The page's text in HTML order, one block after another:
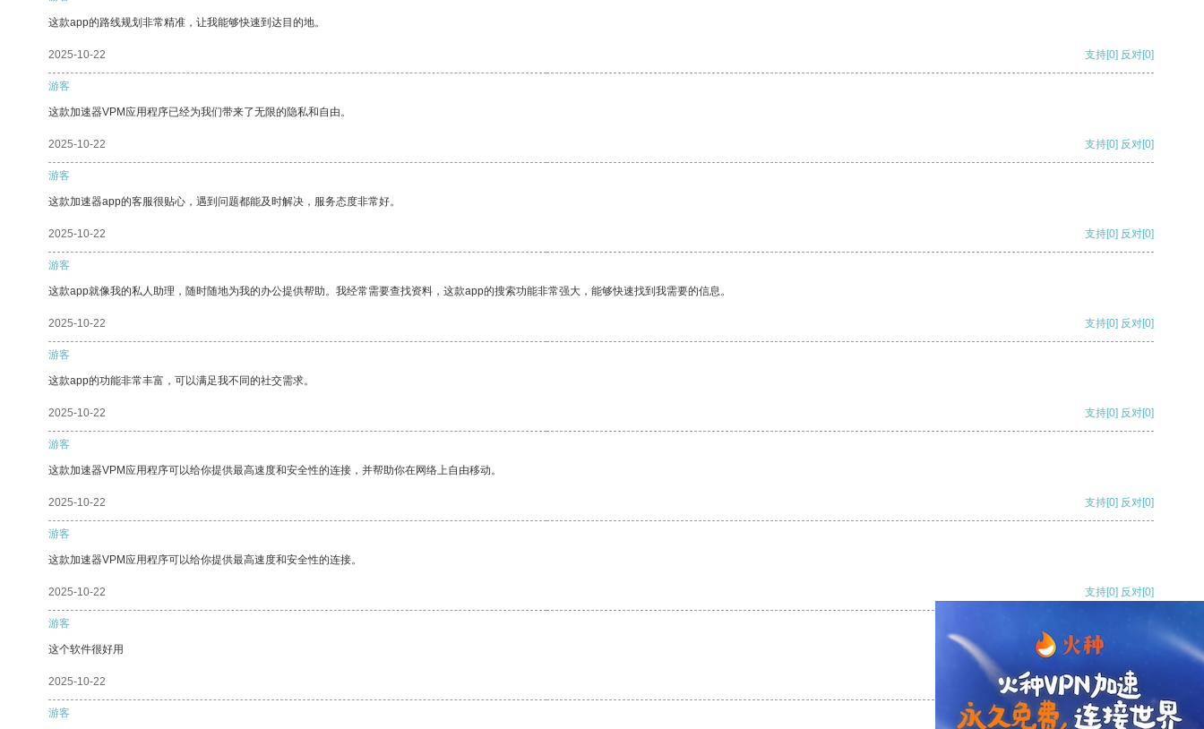
这款app的路线规划非常精准，让我能够快速到达目的地。
2025-10-22 支持[0] 反对[0]
游客
这款加速器VPM应用程序已经为我们带来了无限的隐私和自由。
2025-10-22 支持[0] 反对[0]
游客
这款加速器app的客服很贴心，遇到问题都能及时解决，服务态度非常好。
2025-10-22 支持[0] 反对[0]
游客
这款app就像我的私人助理，随时随地为我的办公提供帮助。我经常需要查找资料，这款app的搜索功能非常强大，能够快速找到我需要的信息。
2025-10-22 支持[0] 反对[0]
游客
这款app的功能非常丰富，可以满足我不同的社交需求。
2025-10-22 支持[0] 反对[0]
游客
这款加速器VPM应用程序可以给你提供最高速度和安全性的连接，并帮助你在网络上自由移动。
2025-10-22 支持[0] 反对[0]
游客
这款加速器VPM应用程序可以给你提供最高速度和安全性的连接。
2025-10-22 支持[0] 反对[0]
游客
这个软件很好用
2025-10-22 支持[0] 反对
游客